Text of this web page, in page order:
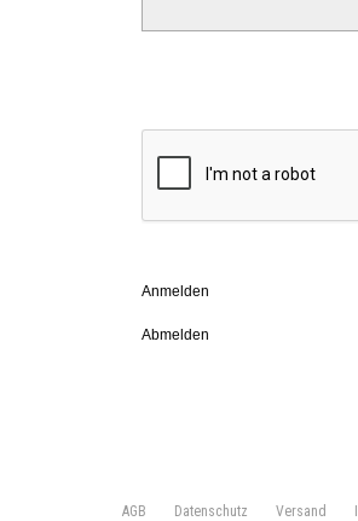
Anmelden
Abmelden
AGB Datenschutz Versand